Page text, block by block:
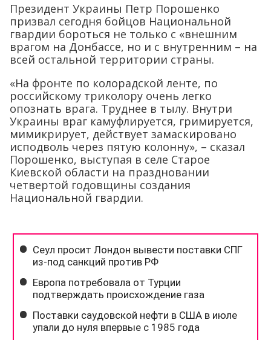
Президент Украины Петр Порошенко
призвал сегодня бойцов Национальной
гвардии бороться не только с «внешним
врагом на Донбассе, но и с внутренним – на
всей остальной территории страны.
«На фронте по колорадской ленте, по
российскому триколору очень легко
опознать врага. Труднее в тылу. Внутри
Украины враг камуфлируется, гримируется,
мимикрирует, действует замаскировано
исподволь через пятую колонну», – сказал
Порошенко, выступая в селе Старое
Киевской области на праздновании
четвертой годовщины создания
Национальной гвардии.